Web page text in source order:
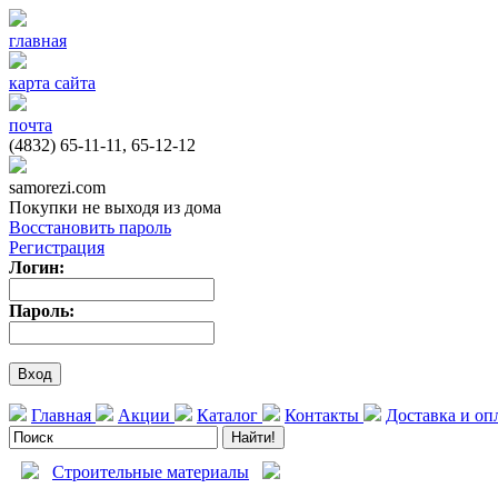
главная
карта сайта
почта
(4832) 65-11-11, 65-12-12
samorezi.com
Покупки не выходя из дома
Восстановить пароль
Регистрация
Логин:
Пароль:
Главная Акции Каталог Контакты Доставка и
Строительные материалы